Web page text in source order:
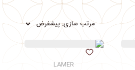
LAMER